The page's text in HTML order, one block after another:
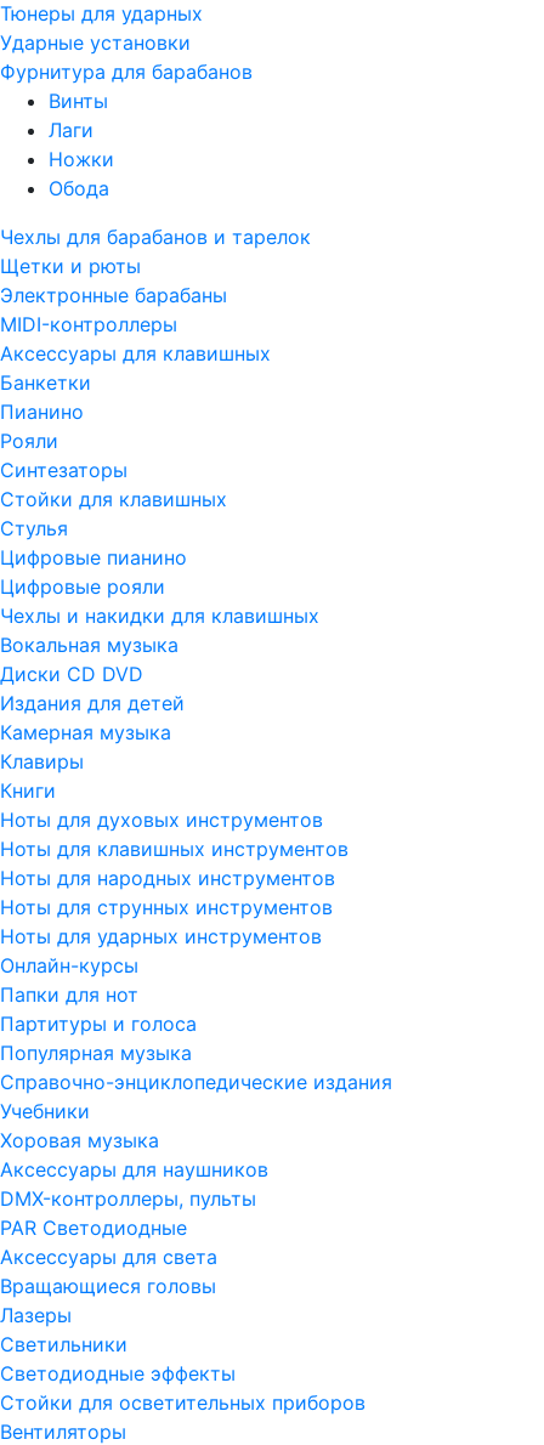
Тюнеры для ударных
Ударные установки
Фурнитура для барабанов
Винты
Лаги
Ножки
Обода
Чехлы для барабанов и тарелок
Щетки и рюты
Электронные барабаны
MIDI-контроллеры
Аксессуары для клавишных
Банкетки
Пианино
Рояли
Синтезаторы
Стойки для клавишных
Стулья
Цифровые пианино
Цифровые рояли
Чехлы и накидки для клавишных
Вокальная музыка
Диски CD DVD
Издания для детей
Камерная музыка
Клавиры
Книги
Ноты для духовых инструментов
Ноты для клавишных инструментов
Ноты для народных инструментов
Ноты для струнных инструментов
Ноты для ударных инструментов
Онлайн-курсы
Папки для нот
Партитуры и голоса
Популярная музыка
Справочно-энциклопедические издания
Учебники
Хоровая музыка
Аксессуары для наушников
DMX-контроллеры, пульты
PAR Светодиодные
Аксессуары для света
Вращающиеся головы
Лазеры
Светильники
Светодиодные эффекты
Стойки для осветительных приборов
Вентиляторы